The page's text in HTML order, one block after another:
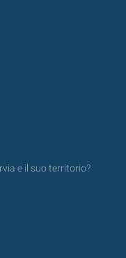
e il suo territorio?